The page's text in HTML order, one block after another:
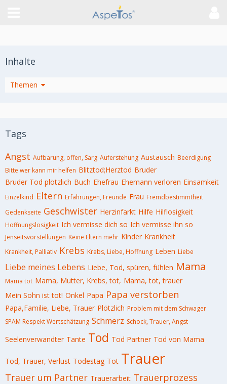
Inhalte
Artikel
Themen
Tags
Angst Aufbarung, offen, Sarg Auferstehung Austausch Beerdigung
Bitte wer kann mir helfen Blitztod;Herztod Bruder
Bruder Tod plötzlich Buch Ehefrau Ehemann verloren Einsamkeit
Einzelkind Eltern Erfahrungen, Freunde Frau Fremdbestimmtheit
Gedenkseite Geschwister Herzinfarkt Hilfe Hilflosigkeit
Hoffnungslosigkeit Ich vermisse dich so Ich vermisse ihn so
Jenseitsvorstellungen Keine Eltern mehr Kinder Krankheit
Krankheit, Palliativ Krebs Krebs, Liebe, Hoffnung Leben Liebe
Liebe meines Lebens Liebe, Tod, spüren, fühlen Mama
Mama tot Mama, Mutter, Krebs, tot, Mama, tot, trauer
Mein Sohn ist tot! Onkel Papa Papa verstorben
Papa,Familie, Liebe, Trauer Plötzlich Problem mit dem Schwager
SPAM Respekt Wertschätzung Schmerz Schock, Trauer, Angst
Seelenverwandter Tante Tod Tod Partner Tod von Mama
Tod, Trauer, Verlust Todestag Tot Trauer
Trauer um Partner Trauerarbeit Trauerprozess